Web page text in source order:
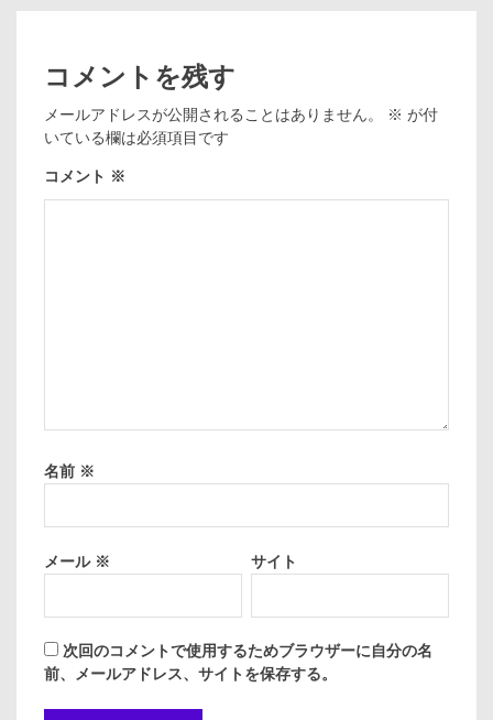
コメントを残す
メールアドレスが公開されることはありません。 ※ が付
いている欄は必須項目です
コメント ※
名前 ※
メール ※ サイト
次回のコメントで使用するためブラウザーに自分の名
前、メールアドレス、サイトを保存する。